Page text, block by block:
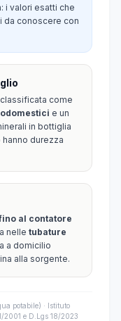
i valori esatti che
da conoscere con
come
e un
in bottiglia
durezza
al contatore
nelle tubature
a domicilio
alla sorgente.
potabile) · Istituto
2001 e D.Lgs 18/2023